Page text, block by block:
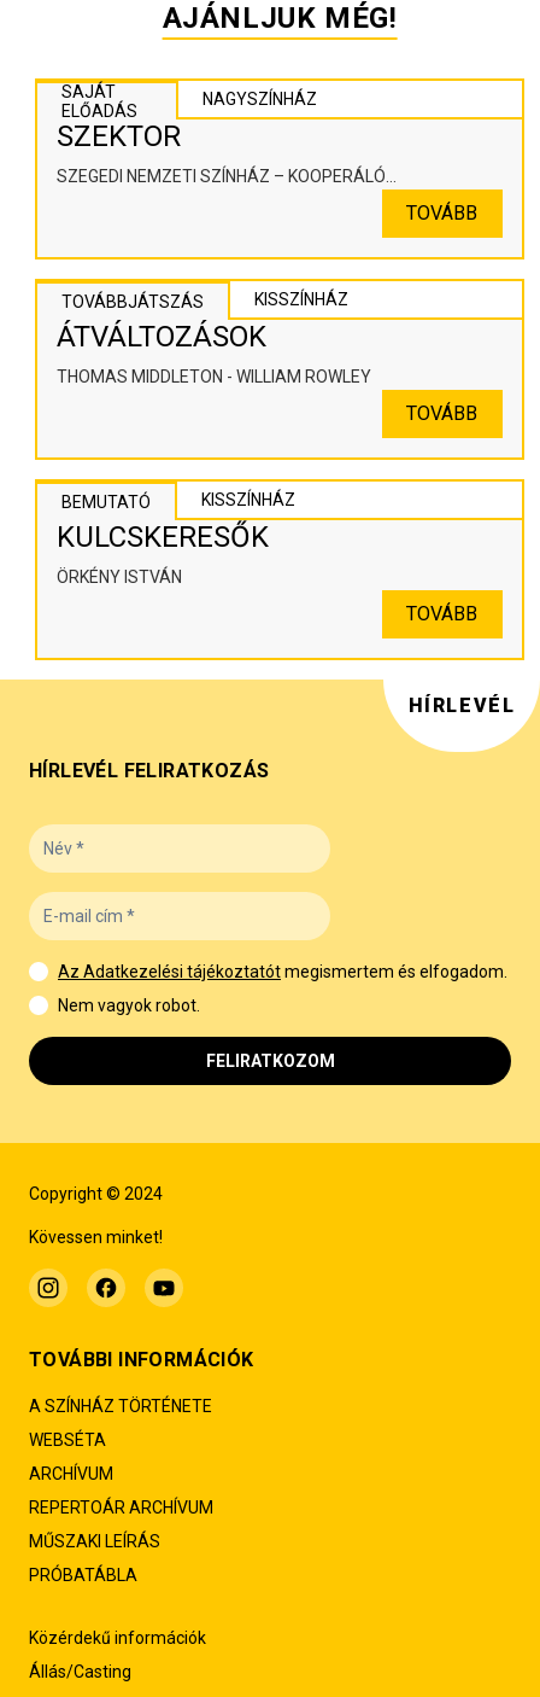
AJÁNLJUK MÉG!
SAJÁT
ELŐADÁS
NAGYSZÍNHÁZ
SZEKTOR
SZEGEDI NEMZETI SZÍNHÁZ – KOOPERÁLÓ
TOVÁBB
TOVÁBBJÁTSZÁS KISSZÍNHÁZ
ÁTVÁLTOZÁSOK
THOMAS MIDDLETON - WILLIAM ROWLEY
TOVÁBB
BEMUTATÓ KISSZÍNHÁZ
KULCSKERESŐK
ÖRKÉNY ISTVÁN
TOVÁBB
Copyright © 2024
Kövessen minket!
TOVÁBBI INFORMÁCIÓK
A SZÍNHÁZ TÖRTÉNETE
WEBSÉTA
ARCHÍVUM
REPERTOÁR ARCHÍVUM
MŰSZAKI LEÍRÁS
PRÓBATÁBLA
Közérdekű információk
Állás/Casting
HÍRLEVÉL
HÍRLEVÉL FELIRATKOZÁS
Az Adatkezelési tájékoztatótmegismertem és elfogadom.
Nem vagyok robot.
FELIRATKOZOM